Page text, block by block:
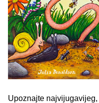
Upoznajte